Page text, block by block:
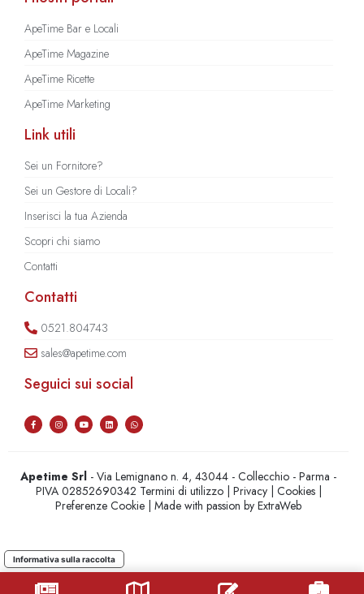
ApeTime Bar e Locali
ApeTime Magazine
ApeTime Ricette
ApeTime Marketing
Link utili
Sei un Fornitore?
Sei un Gestore di Locali?
Inserisci la tua Azienda
Scopri chi siamo
Contatti
Contatti
0521.804743
sales@apetime.com
Seguici sui social
Apetime Srl - Via Lemignano n. 4, 43044 - Collecchio - Parma -
PIVA 02852690342 Termini di utilizzo| Privacy| Cookies|
Preferenze Cookie | Made with passion byExtraWeb
Informativa sulla raccolta